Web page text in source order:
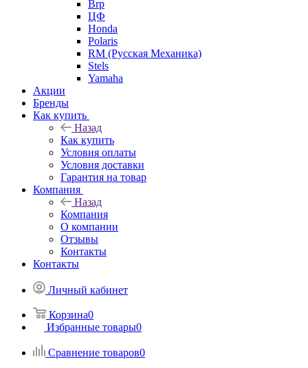
Brp
ЦФ
Honda
Polaris
RM (Русская Механика)
Stels
Yamaha
Акции
Бренды
Как купить
Назад
Как купить
Условия оплаты
Условия доставки
Гарантия на товар
Компания
Назад
Компания
О компании
Отзывы
Контакты
Контакты
Личный кабинет
Корзина0
Избранные товары0
Сравнение товаров0